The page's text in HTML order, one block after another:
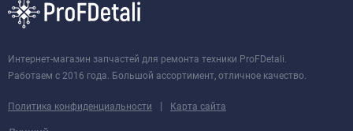
Интернет-магазин запчастей для ремонта техники ProFDetali.
Работаем с 2016 года. Большой ассортимент, отличное качество.
Политика конфиденциальности | Карта сайта